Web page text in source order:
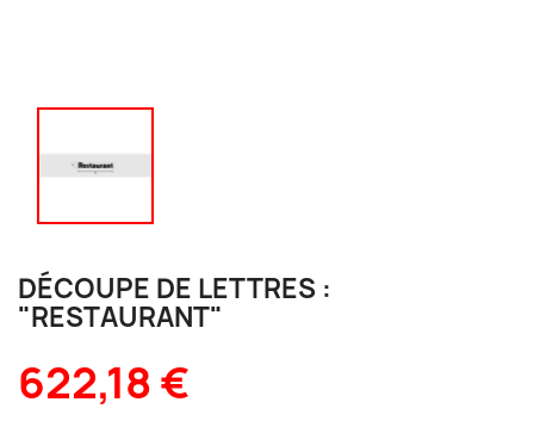
DÉCOUPE DE LETTRES :
"RESTAURANT"
622,18 €